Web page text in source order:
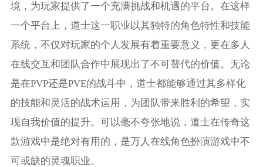
境，为玩家提供了一个充满挑战和机遇的平台。在这样
一个平台上，道士这一职业以其独特的角色特性和技能
系统，不仅对玩家的个人发展有着重要意义，更在多人
在线交互和团队合作中展现出了不可替代的价值。无论
是在PVP还是PVE的战斗中，道士都能够通过其多样化
的技能和灵活的战术运用，为团队带来胜利的希望，实
现自我价值的提升。可以毫不夸张地说，道士在传奇这
款游戏中是绝对有用的，是万人在线角色扮演游戏中不
可或缺的灵魂职业。